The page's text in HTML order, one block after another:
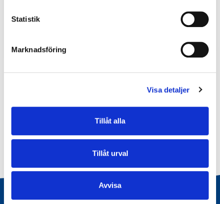
Statistik
Marknadsföring
Visa detaljer
Tillåt alla
Tillåt urval
Avvisa
Mellan 7–12 mars kommer Göteborgs Spårvägar ha
trafiksäkerhetsvecka för medarbetare i trafiken och